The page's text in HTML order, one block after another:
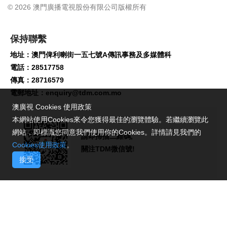
© 2026 澳門廣播電視股份有限公司版權所有
保持聯繫
地址：澳門俾利喇街一五七號A傳訊事務及多媒體科
電話：28517758
傳真：28716579
電郵地址： enquiry@tdm.com.mo
請即掃描二維碼,
關注TDM微信號!
澳廣視 Cookies 使用政策
本網站使用Cookies來令您獲得最佳的瀏覽體驗。若繼續瀏覽此
網站，即標識您同意我們使用你的Cookies。詳情請見我們的
Cookies使用政策。
接受